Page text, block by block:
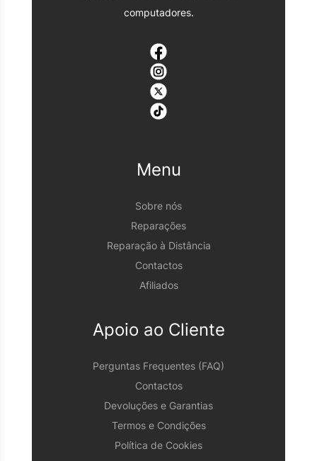
computadores.
Menu
Sobre nós
Reparações
Reparação à Distância
Contactos
Afiliados
Apoio ao Cliente
Perguntas Frequentes (FAQ)
Contactos
Devoluções e Garantias
Termos e Condições
Política de Cookies